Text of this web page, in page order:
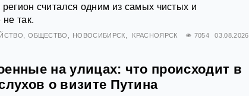
считался одним из самых чистых и
так.
ОБЩЕСТВО НОВОСИБИРСК КРАСНОЯРСК 7054 03.08.2026
на улицах: что происходит в
о визите Путина